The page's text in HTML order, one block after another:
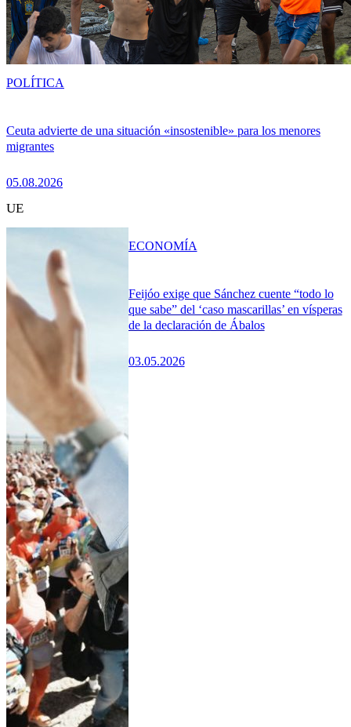
Ceuta advierte de una situación «insostenible» para los menores
migrantes
05.08.2026
POLÍTICA
UE
Feijóo exige que Sánchez cuente “todo lo
que sabe” del ‘caso mascarillas’ en vísperas
de la declaración de Ábalos
03.05.2026
ECONOMÍA